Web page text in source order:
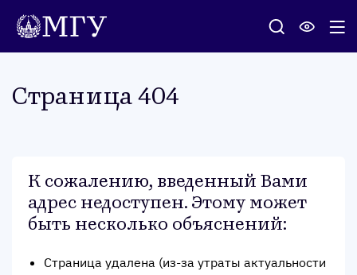
Стра­ница 404
К сожалению, введенный Вами
адрес недоступен. Этому может
быть несколько объяснений:
Страница удалена (из-за утраты актуальности